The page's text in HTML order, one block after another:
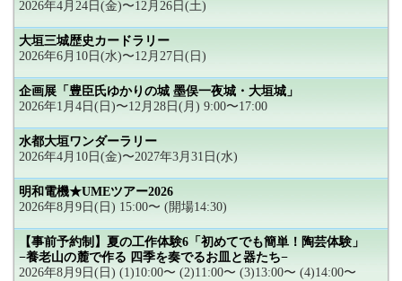
2026年4月24日(金)〜12月26日(土)
大垣三城歴史カードラリー
2026年6月10日(水)〜12月27日(日)
企画展「豊臣氏ゆかりの城 墨俣一夜城・大垣城」
2026年1月4日(日)〜12月28日(月) 9:00〜17:00
水都大垣ワンダーラリー
2026年4月10日(金)〜2027年3月31日(水)
明和電機★UMEツアー2026
2026年8月9日(日) 15:00〜 (開場14:30)
【事前予約制】夏の工作体験6「初めてでも簡単！陶芸体験」
−養老山の麓で作る 四季を奏でるお皿と器たち−
2026年8月9日(日) (1)10:00〜 (2)11:00〜 (3)13:00〜 (4)14:00〜